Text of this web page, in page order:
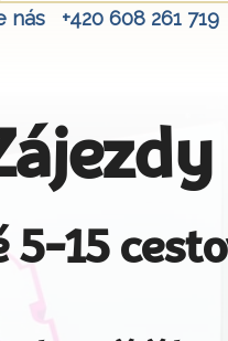
nás +420 608 261 719
5-15